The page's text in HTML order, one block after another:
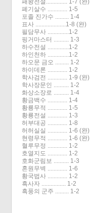
패왕전설.............. 1-7 (완)
폐기살수 ............. 1-5
포졸 진가수 ......... 1-4
표사 ....................1-8 (완)
필담무사 ..............1-2
핑거마스터 .......... 1-3
하수전설 ..............1-2
하인천하 ..............1-2
하오문 금오 ......... 1-2
하이데론 ............. 1-2
학사검전 ............. 1-9 (완)
학사장문인 .......... 1-2
화상소장로 .......... 1-4
황금백수 ............. 1-4
황룡무적 ............. 1-5
황룡전설 ............. 1-3
허부대공 ............. 1-8
허허실실 ............. 1-6 (완)
현령무적 ............. 1-6 (완)
혈루무정 ............. 1-2
호열지도 ............. 1-2
호화군림보 .......... 1-3
혼원무벽 ............. 1-6
황국법사 ............. 1-2
흑사자 ................ 1-2
흑풍의 군주 ......... 1-2